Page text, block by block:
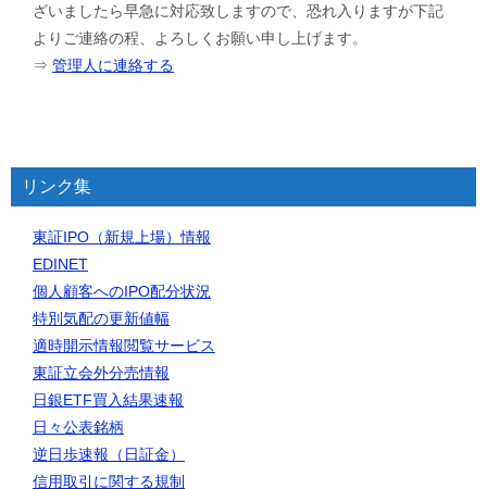
ざいましたら早急に対応致しますので、恐れ入りますが下記
よりご連絡の程、よろしくお願い申し上げます。
⇒ 管理人に連絡する
リンク集
東証IPO（新規上場）情報
EDINET
個人顧客へのIPO配分状況
特別気配の更新値幅
適時開示情報閲覧サービス
東証立会外分売情報
日銀ETF買入結果速報
日々公表銘柄
逆日歩速報（日証金）
信用取引に関する規制